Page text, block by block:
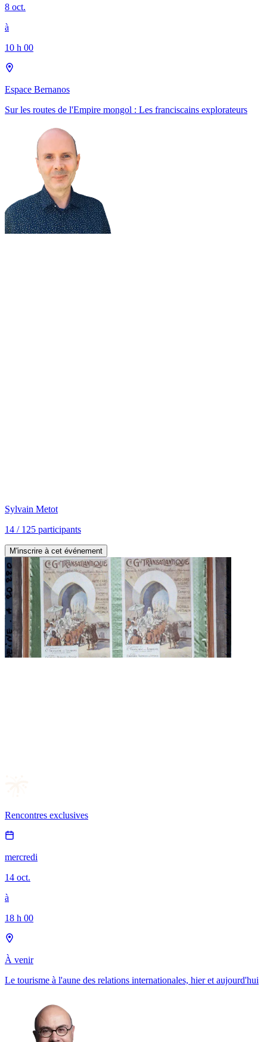
8 oct.
à
10 h 00
Espace Bernanos
Sur les routes de l'Empire mongol : Les franciscains explorateurs
Sylvain Metot
14 / 125 participants
M'inscrire à cet événement
Rencontres exclusives
mercredi
14 oct.
à
18 h 00
À venir
Le tourisme à l'aune des relations internationales, hier et aujourd'hui